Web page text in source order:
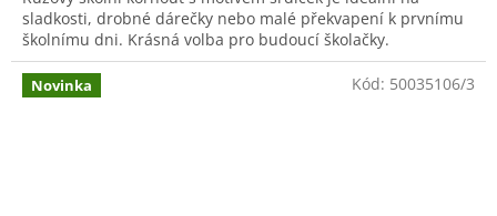
sladkosti, drobné dárečky nebo malé překvapení k prvnímu
školnímu dni. Krásná volba pro budoucí školačky.
Novinka Kód: 50035106/3